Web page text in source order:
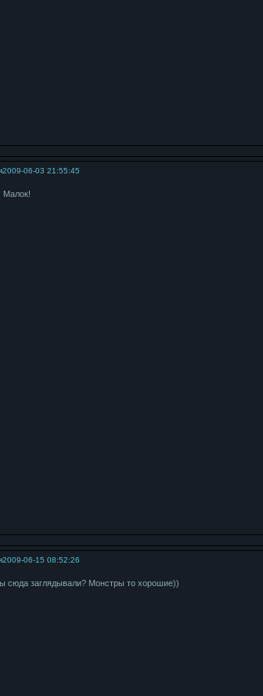
2009-06-03 21:55:45
Малок!
2009-06-15 08:52:26
сюда заглядывали? Монстры то хорошие))